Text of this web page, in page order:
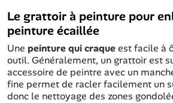
Le grattoir à peinture pour
peinture écaillée
Une peinture qui craqueest facile à
outil. Généralement, un grattoir est
accessoire de peintre avec un
fine permet de racler facilement un
donc le nettoyage des zones